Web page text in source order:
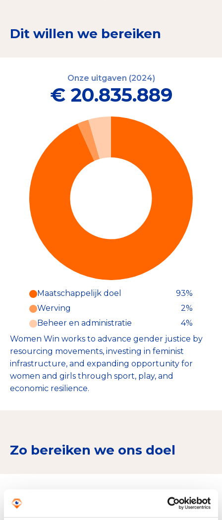
Dit willen we bereiken
Onze uitgaven (2024)
€ 20.835.889
Maatschappelijk doel
93%
Werving
2%
Beheer en administratie
4%
Women Win works to advance gender justice by
resourcing movements, investing in feminist
infrastructure, and expanding opportunity for
women and girls through sport, play, and
economic resilience.
Zo bereiken we ons doel
€ 19.435.633